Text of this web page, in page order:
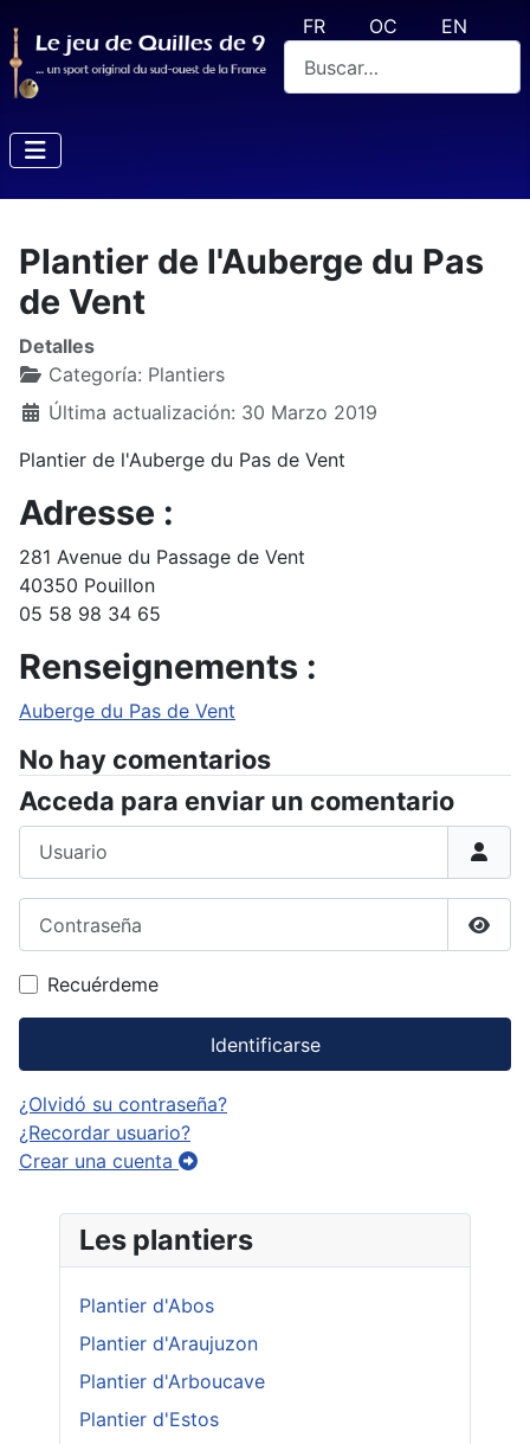
Seleccione su idioma
FR OC
EN
Plantier de l'Auberge du Pas
de Vent
Detalles
Categoría: Plantiers
Última actualización: 30 Marzo 2019
Plantier de l'Auberge du Pas de Vent
Adresse :
281 Avenue du Passage de Vent
40350 Pouillon
05 58 98 34 65
Renseignements :
Auberge du Pas de Vent
No hay comentarios
Acceda para enviar un comentario
Recuérdeme
Identificarse
¿Olvidó su contraseña?
¿Recordar usuario?
Crear una cuenta
Les plantiers
Plantier d'Abos
Plantier d'Araujuzon
Plantier d'Arboucave
Plantier d'Estos